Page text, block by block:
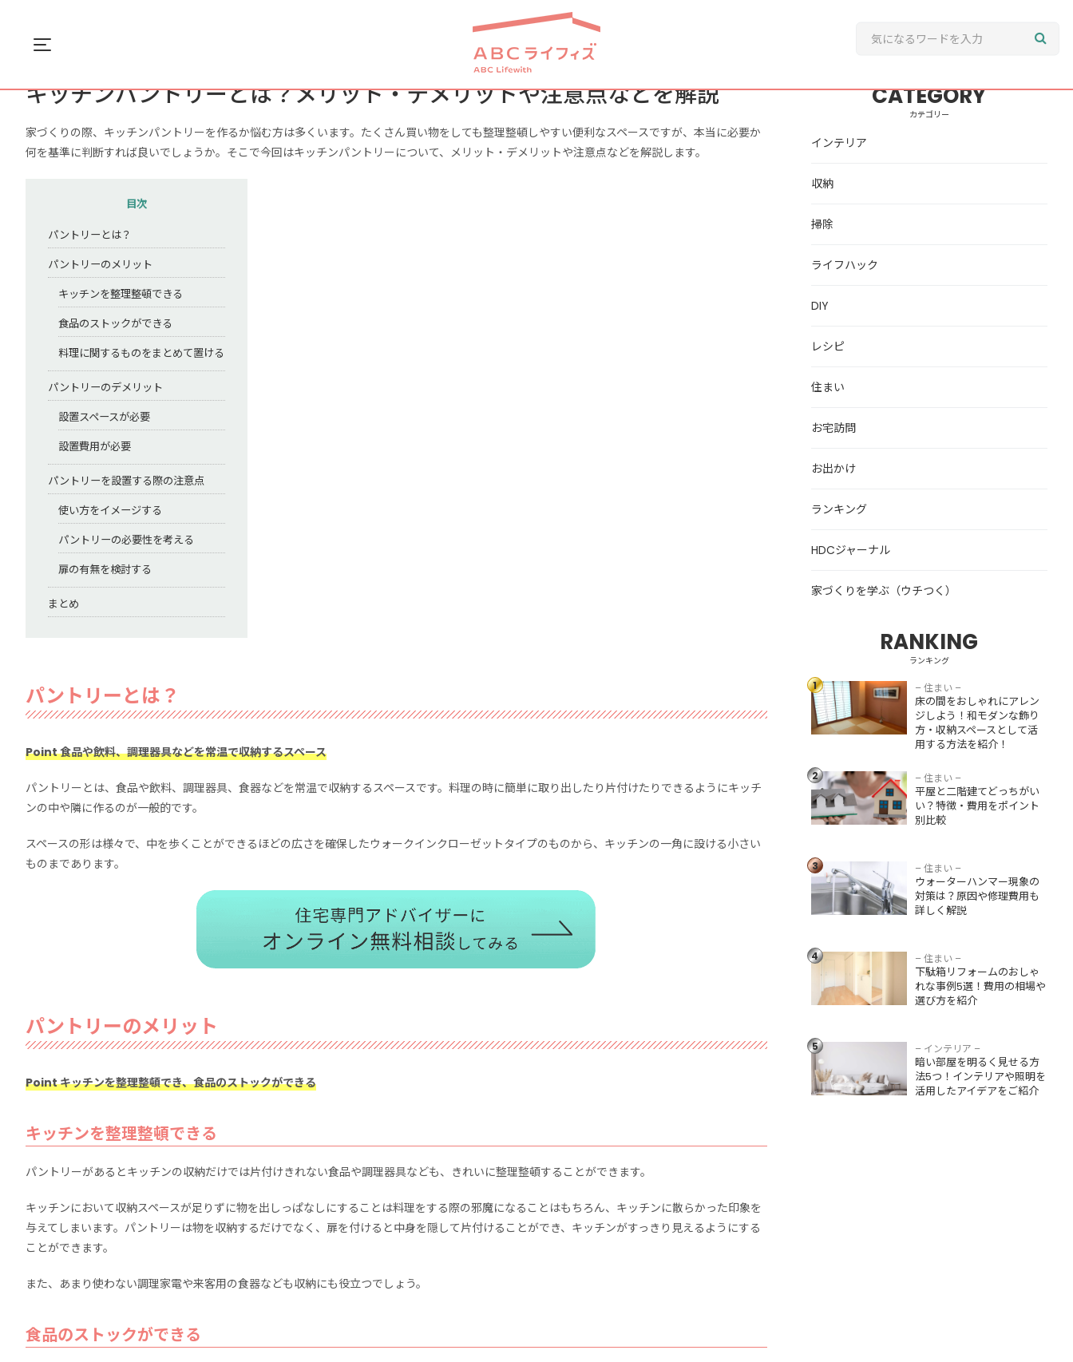
Menu
キッチンパントリーとは？メリット・デメリットや注意点などを解説
家づくりの際、キッチンパントリーを作るか悩む方は多くいます。たくさん買い物をしても整理整頓しやすい便利なスペースですが、本当に必要か
何を基準に判断すれば良いでしょうか。そこで今回はキッチンパントリーについて、メリット・デメリットや注意点などを解説します。
目次
パントリーとは？
パントリーのメリット
キッチンを整理整頓できる
食品のストックができる
料理に関するものをまとめて置ける
パントリーのデメリット
設置スペースが必要
設置費用が必要
パントリーを設置する際の注意点
使い方をイメージする
パントリーの必要性を考える
扉の有無を検討する
まとめ
パントリーとは？
Point 食品や飲料、調理器具などを常温で収納するスペース
パントリーとは、食品や飲料、調理器具、食器などを常温で収納するスペースです。料理の時に簡単に取り出したり片付けたりできるようにキッチ
ンの中や隣に作るのが一般的です。
スペースの形は様々で、中を歩くことができるほどの広さを確保したウォークインクローゼットタイプのものから、キッチンの一角に設ける小さい
ものまであります。
パントリーのメリット
Point キッチンを整理整頓でき、食品のストックができる
キッチンを整理整頓できる
パントリーがあるとキッチンの収納だけでは片付けきれない食品や調理器具なども、きれいに整理整頓することができます。
キッチンにおいて収納スペースが足りずに物を出しっぱなしにすることは料理をする際の邪魔になることはもちろん、キッチンに散らかった印象を
与えてしまいます。パントリーは物を収納するだけでなく、扉を付けると中身を隠して片付けることができ、キッチンがすっきり見えるようにする
ことができます。
また、あまり使わない調理家電や来客用の食器なども収納にも役立つでしょう。
食品のストックができる
CATEGORY
カテゴリー
インテリア
収納
掃除
ライフハック
DIY
レシピ
住まい
お宅訪問
お出かけ
ランキング
HDCジャーナル
家づくりを学ぶ（ウチつく）
RANKING
ランキング
1
床の間をおしゃれ
り方・収納スペー
スとして活用する
方法を紹介！
– 住まい –
床の間をおしゃれにアレン
ジしよう！和モダンな飾り
方・収納スペースとして活
用する方法を紹介！
2
徴・費用をポイン
ト別比較
– 住まい –
平屋と二階建てどっちがい
い？特徴・費用をポイント
別比較
3
原因や修理費用も
詳しく解説
– 住まい –
ウォーターハンマー現象の
対策は？原因や修理費用も
詳しく解説
4
選！費用の相場や
選び方を紹介
– 住まい –
下駄箱リフォームのおしゃ
れな事例5選！費用の相場や
選び方を紹介
5
暗い部屋を明るく
ンテリアや照明を
活用したアイデア
をご紹介
– インテリア –
暗い部屋を明るく見せる方
法5つ！インテリアや照明を
活用したアイデアをご紹介